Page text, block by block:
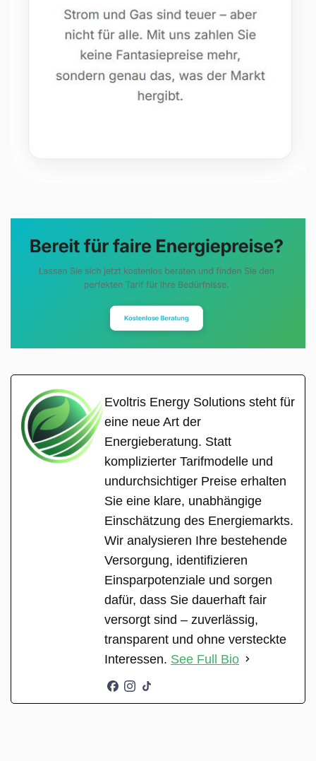
Evoltris Energy Solutions steht für
eine neue Art der
Energieberatung. Statt
komplizierter Tarifmodelle und
undurchsichtiger Preise erhalten
Sie eine klare, unabhängige
Einschätzung des Energiemarkts.
Wir analysieren Ihre bestehende
Versorgung, identifizieren
Einsparpotenziale und sorgen
dafür, dass Sie dauerhaft fair
versorgt sind – zuverlässig,
transparent und ohne versteckte
Interessen. See Full Bio